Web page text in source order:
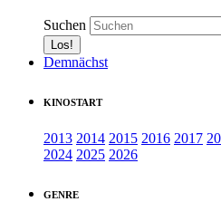
Suchen
Demnächst
KINOSTART
2013 2014 2015 2016 2017
2024 2025 2026
GENRE